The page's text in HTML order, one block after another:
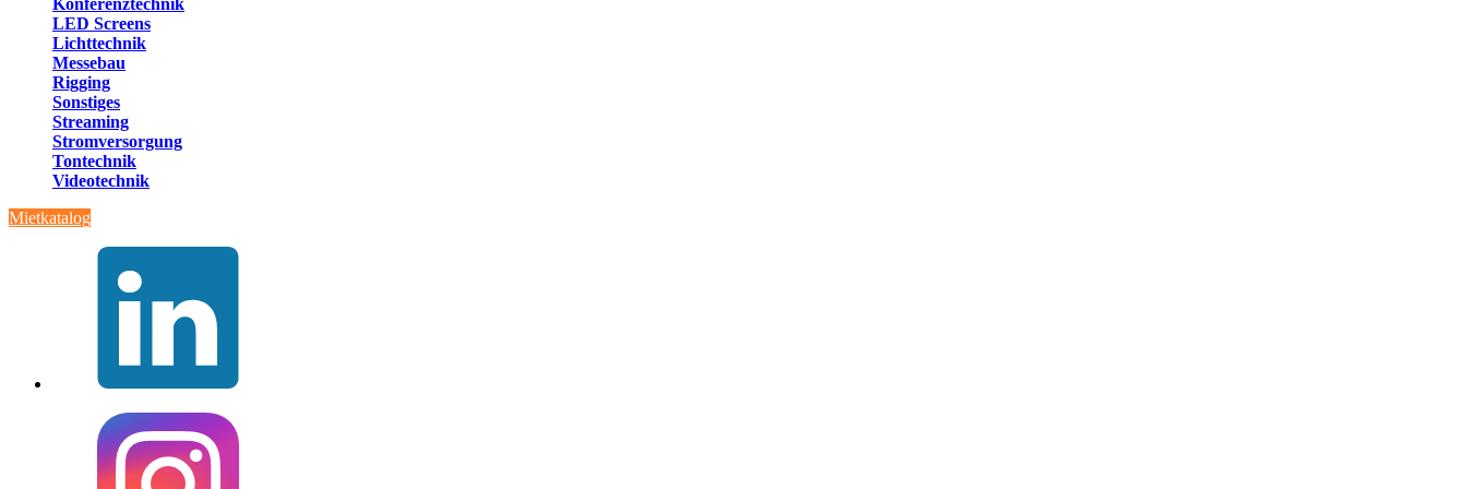
Konferenztechnik
LED Screens
Lichttechnik
Messebau
Rigging
Sonstiges
Streaming
Stromversorgung
Tontechnik
Videotechnik
Mietkatalog